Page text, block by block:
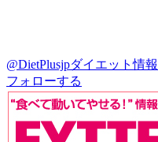
@DietPlusjpダイエット情
フォローする